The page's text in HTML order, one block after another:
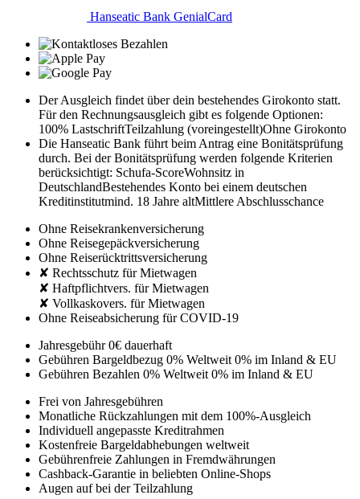
Hanseatic Bank GenialCard
Der Ausgleich findet über dein bestehendes Girokonto statt.
Für den Rechnungsausgleich gibt es folgende Optionen:
100% LastschriftTeilzahlung (voreingestellt)Ohne Girokonto
Die Hanseatic Bank führt beim Antrag eine Bonitätsprüfung
durch. Bei der Bonitätsprüfung werden folgende Kriterien
berücksichtigt: Schufa-ScoreWohnsitz in
DeutschlandBestehendes Konto bei einem deutschen
Kreditinstitutmind. 18 Jahre altMittlere Abschlusschance
Ohne Reisekrankenversicherung
Ohne Reisegepäckversicherung
Ohne Reiserücktrittsversicherung
✘ Rechtsschutz für Mietwagen
✘ Haftpflichtvers. für Mietwagen
✘ Vollkaskovers. für Mietwagen
Ohne Reiseabsicherung für COVID-19
Jahresgebühr 0€ dauerhaft
Gebühren Bargeldbezug 0% Weltweit 0% im Inland & EU
Gebühren Bezahlen 0% Weltweit 0% im Inland & EU
Frei von Jahresgebühren
Monatliche Rückzahlungen mit dem 100%-Ausgleich
Individuell angepasste Kreditrahmen
Kostenfreie Bargeldabhebungen weltweit
Gebührenfreie Zahlungen in Fremdwährungen
Cashback-Garantie in beliebten Online-Shops
Augen auf bei der Teilzahlung